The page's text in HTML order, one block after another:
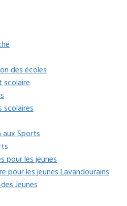
des écoles
scolaire
scolaires
aux Sports
pour les jeunes
pour les jeunes Lavandourains
Jeunes